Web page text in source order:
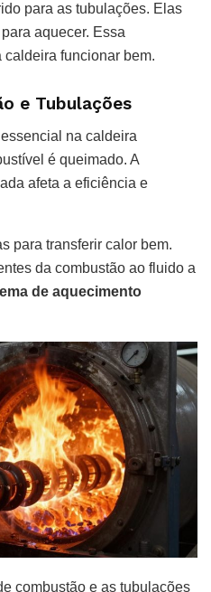
para as tubulações. Elas
aquecer. Essa
funcionar bem.
e Tubulações
na caldeira
é queimado. A
afeta a eficiência e
para transferir calor bem.
da combustão ao fluido a
de aquecimento
combustão e as tubulações